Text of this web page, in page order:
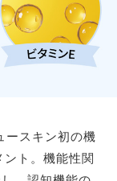
ースキン初の機
ト。機能性関